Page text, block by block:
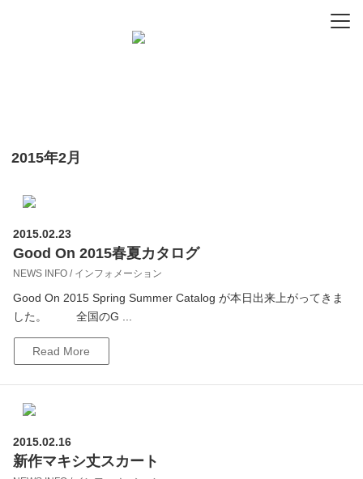
2015年2月
2015.02.23
Good On 2015春夏カタログ
NEWS INFO / インフォメーション
Good On 2015 Spring Summer Catalog が本日出来上がってきま
した。 全国のG ...
Read More
2015.02.16
新作マキシ丈スカート